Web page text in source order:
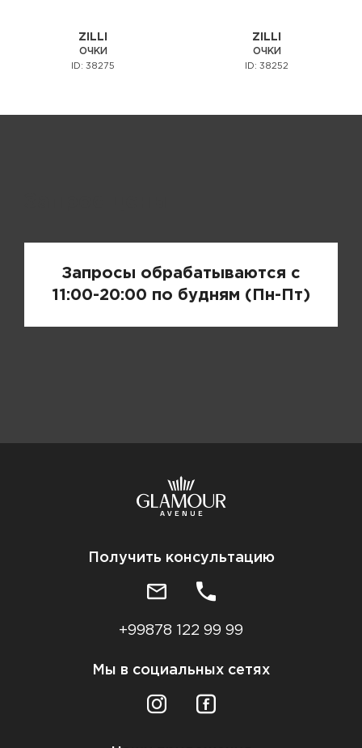
ZILLI
ОЧКИ
ID: 38275
ZILLI
ОЧКИ
ID: 38252
Запросы обрабатываются с
11:00-20:00 по будням (Пн-Пт)
Получить консультацию
+99878 122 99 99
Мы в социальных сетях